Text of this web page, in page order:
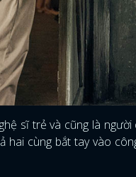
sĩ trẻ và cũng là
hai cùng bắt tay vào